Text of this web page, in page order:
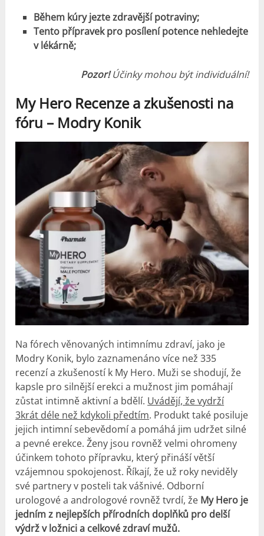
Během kúry jezte zdravější potraviny;
Tento přípravek pro posílení potence nehledejte
v lékárně;
Pozor!Účinky mohou být individuální!
My Hero Recenze a zkušenosti na
fóru – Modry Konik
Na fórech věnovaných intimnímu zdraví, jako je
Modry Konik, bylo zaznamenáno více než 335
recenzí a zkušeností k My Hero. Muži se shodují, že
kapsle pro silnější erekci a mužnost jim pomáhají
zůstat intimně aktivní a bdělí. Uvádějí, že vydrží
3krát déle než kdykoli předtím. Produkt také posiluje
jejich intimní sebevědomí a pomáhá jim udržet silné
a pevné erekce. Ženy jsou rovněž velmi ohromeny
účinkem tohoto přípravku, který přináší větší
vzájemnou spokojenost. Říkají, že už roky neviděly
své partnery v posteli tak vášnivé. Odborní
urologové a andrologové rovněž tvrdí, že My Hero je
jedním z nejlepších přírodních doplňků pro delší
výdrž v ložnici a celkové zdraví mužů.